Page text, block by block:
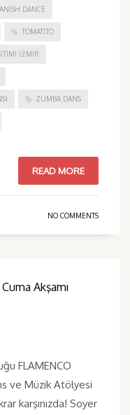
DANCE
TOMATITO
İZMIR
ZUMBA DANS
READ MORE
NO COMMENTS
Akşamı
FLAMENCO
ve Müzik Atölyesi
karşınızda! Soyer